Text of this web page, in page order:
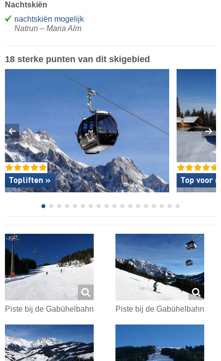
Nachtskiën
nachtskiën mogelijk
Natrun – Maria Alm
18 sterke punten van dit skigebied
Topliften » Top voor
Piste bij de Gabühelbahn Piste bij de Gabühelbahn